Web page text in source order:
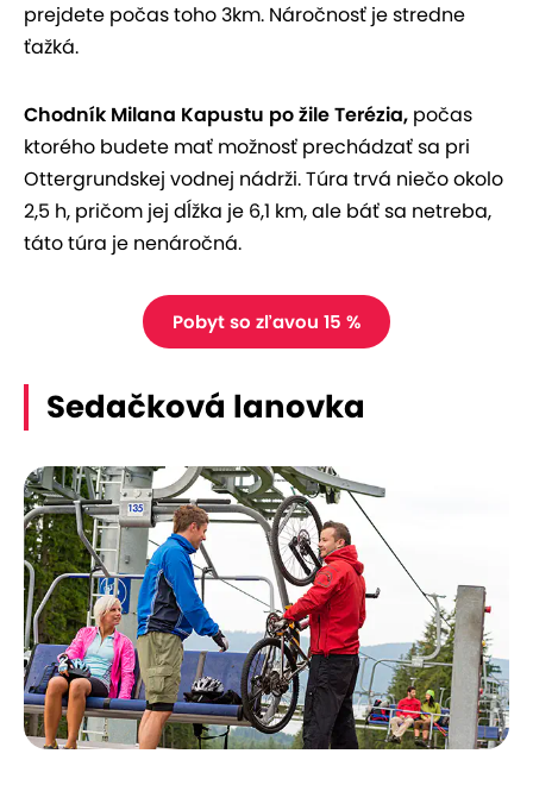
prejdete počas toho 3km. Náročnosť je stredne
ťažká.
Chodník Milana Kapustu po žile Terézia, počas
ktorého budete mať možnosť prechádzať sa pri
Ottergrundskej vodnej nádrži. Túra trvá niečo okolo
2,5 h, pričom jej dĺžka je 6,1 km, ale báť sa netreba,
táto túra je nenáročná.
Pobyt so zľavou 15 %
Sedačková lanovka